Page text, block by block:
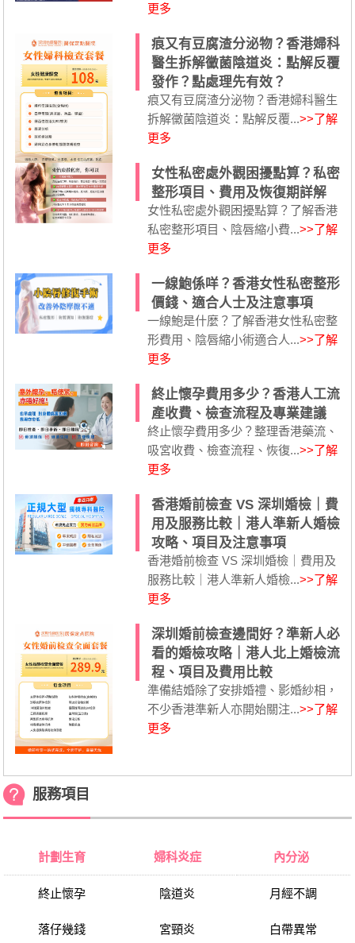
更多
痕又有豆腐渣分泌物？香港婦科
醫生拆解黴菌陰道炎：點解反覆
發作？點處理先有效？
痕又有豆腐渣分泌物？香港婦科醫生
拆解黴菌陰道炎：點解反覆...>>了解
更多
女性私密處外觀困擾點算？私密
整形項目、費用及恢復期詳解
女性私密處外觀困擾點算？了解香港
私密整形項目、陰唇縮小費...>>了解
更多
一線鮑係咩？香港女性私密整形
價錢、適合人士及注意事項
一線鮑是什麼？了解香港女性私密整
形費用、陰唇縮小術適合人...>>了解
更多
終止懷孕費用多少？香港人工流
產收費、檢查流程及專業建議
終止懷孕費用多少？整理香港藥流、
吸宮收費、檢查流程、恢復...>>了解
更多
香港婚前檢查 VS 深圳婚檢｜費
用及服務比較｜港人準新人婚檢
攻略、項目及注意事項
香港婚前檢查 VS 深圳婚檢｜費用及
服務比較｜港人準新人婚檢...>>了解
更多
深圳婚前檢查邊間好？準新人必
看的婚檢攻略｜港人北上婚檢流
程、項目及費用比較
準備結婚除了安排婚禮、影婚紗相，
不少香港準新人亦開始關注...>>了解
更多
服務項目
計劃生育
終止懷孕
落仔幾錢
婦科炎症
陰道炎
宮頸炎
內分泌
月經不調
白帶異常